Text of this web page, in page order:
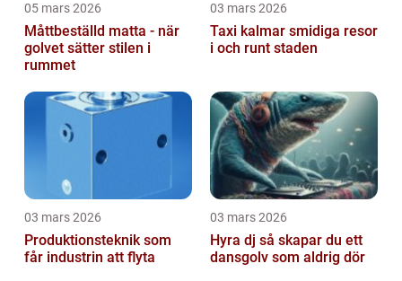
05 mars 2026
Måttbeställd matta - när
golvet sätter stilen i
rummet
03 mars 2026
Taxi kalmar smidiga resor
i och runt staden
03 mars 2026
Produktionsteknik som
får industrin att flyta
03 mars 2026
Hyra dj så skapar du ett
dansgolv som aldrig dör